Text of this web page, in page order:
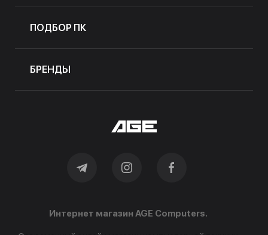
ПОДБОР ПК
БРЕНДЫ
Интернет магазин AGE Computers.